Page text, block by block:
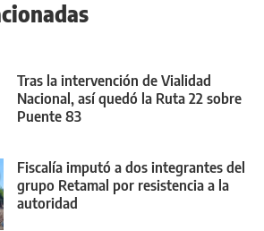
Tras la intervención de Vialidad
Nacional, así quedó la Ruta 22 sobre
Puente 83
Fiscalía imputó a dos integrantes del
grupo Retamal por resistencia a la
autoridad